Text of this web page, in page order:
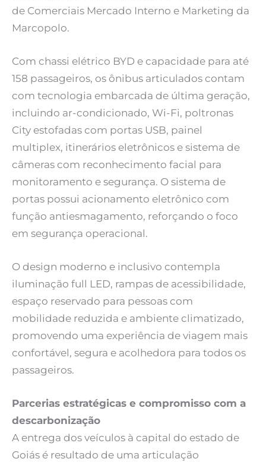
de Comerciais Mercado Interno e Marketing da
Marcopolo.
Com chassi elétrico BYD e capacidade para até
158 passageiros, os ônibus articulados contam
com tecnologia embarcada de última geração,
incluindo ar-condicionado, Wi-Fi, poltronas
City estofadas com portas USB, painel
multiplex, itinerários eletrônicos e sistema de
câmeras com reconhecimento facial para
monitoramento e segurança. O sistema de
portas possui acionamento eletrônico com
função antiesmagamento, reforçando o foco
em segurança operacional.
O design moderno e inclusivo contempla
iluminação full LED, rampas de acessibilidade,
espaço reservado para pessoas com
mobilidade reduzida e ambiente climatizado,
promovendo uma experiência de viagem mais
confortável, segura e acolhedora para todos os
passageiros.
Parcerias estratégicas e compromisso com a
descarbonização
A entrega dos veículos à capital do estado de
Goiás é resultado de uma articulação